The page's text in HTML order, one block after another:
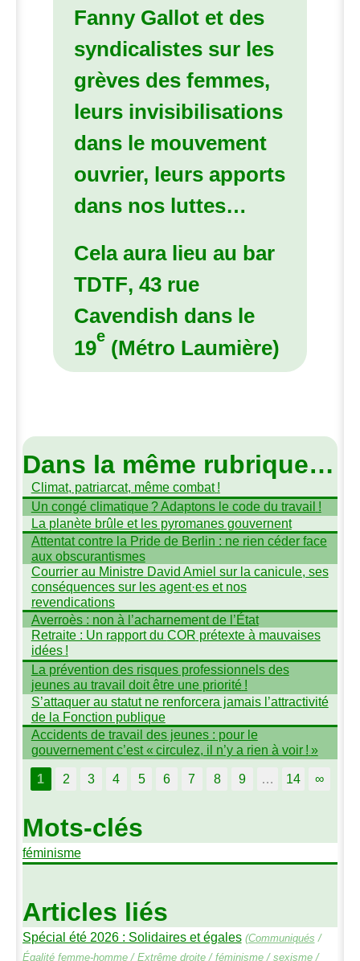
Fanny Gallot et des
syndicalistes sur les
grèves des femmes,
leurs invisibilisations
dans le mouvement
ouvrier, leurs apports
dans nos luttes…
Cela aura lieu au bar
TDTF, 43 rue
Cavendish dans le
19
e
(Métro Laumière)
Dans la même rubrique…
Climat, patriarcat, même combat !
Un congé climatique ? Adaptons le code du travail !
La planète brûle et les pyromanes gouvernent
Attentat contre la Pride de Berlin : ne rien céder face
aux obscurantismes
Courrier au Ministre David Amiel sur la canicule, ses
conséquences sur les agent·es et nos
revendications
Averroès : non à l’acharnement de l’État
Retraite : Un rapport du COR prétexte à mauvaises
idées !
La prévention des risques professionnels des
jeunes au travail doit être une priorité !
S’attaquer au statut ne renforcera jamais l’attractivité
de la Fonction publique
Accidents de travail des jeunes : pour le
gouvernement c’est « circulez, il n’y a rien à voir ! »
1 2 3 4 5 6 7 8 9 … 14 ∞
Mots-clés
féminisme
Articles liés
Spécial été 2026 : Solidaires et égales (Communiqués /
Égalité femme-homme/ Extrême droite/ féminisme/ sexisme/